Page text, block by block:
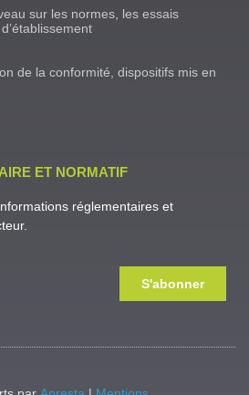
sur les normes, les essais
de la conformité, dispositifs mis en
ET NORMATIF
réglementaires et
S'abonner